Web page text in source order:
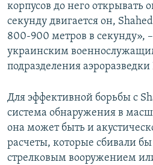
корпусов до него открывать
секунду двигается он,
800-900 метров в секунду»,
украинским
подразделения
Для эффективной борьбы с
система обнаружения в
она может быть и
расчеты, которые сбивали
стрелковым вооружением